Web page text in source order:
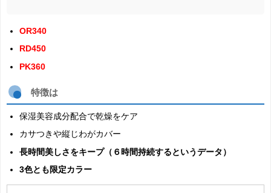
OR340
RD450
PK360
特徴は
保湿美容成分配合で乾燥をケア
カサつきや縦じわがカバー
長時間美しさをキープ（６時間持続するというデータ）
3色とも限定カラー